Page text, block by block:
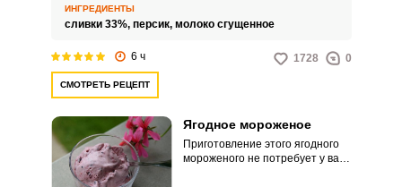
оно готовится очень быстро и
просто, не требует каких-то
ИНГРЕДИЕНТЫ
сливки 33%, персик, молоко сгущенное
6 ч 1728 0
СМОТРЕТЬ РЕЦЕПТ
Ягодное мороженое
Приготовление этого ягодного
мороженого не потребует у вас